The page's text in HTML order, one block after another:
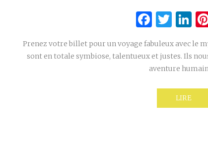
Prenez votre billet pour un voyage fabuleux avec le
sont en totale symbiose, talentueux et justes. Ils
aventure
LIRE